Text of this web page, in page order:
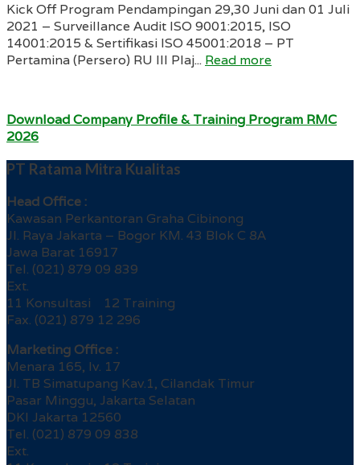
Kick Off Program Pendampingan 29,30 Juni dan 01 Juli
2021 – Surveillance Audit ISO 9001:2015, ISO
14001:2015 & Sertifikasi ISO 45001:2018 – PT
Pertamina (Persero) RU III Plaj... Read more
Download Company Profile & Training Program RMC
2026
PT Ratama Mitra Kualitas
Head Office :
Kawasan Perkantoran Graha Cibinong
Jl. Raya Jakarta – Bogor KM. 43 Blok C 8A
Jawa Barat 16917
Tel. (021) 879 09 839
Ext.
11 Konsultasi 12 Training
Fax. (021) 879 12 296
Marketing Office :
Menara 165, lv. 17
Jl. TB Simatupang Kav.1, Cilandak Timur
Pasar Minggu, Jakarta Selatan
DKI Jakarta 12560
Tel. (021) 879 09 838
Ext.